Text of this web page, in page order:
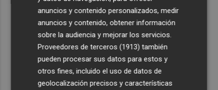
anuncios y contenido personalizados, medir
anuncios y contenido, obtener información
sobre la audiencia y mejorar los servicios.
Proveedores de terceros (1913) también
pueden procesar sus datos para estos y
otros fines, incluido el uso de datos de
geolocalización precisos y características